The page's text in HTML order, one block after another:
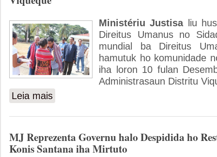
Ministériu Justisaliu
Direitus Umanus no
mundial ba Direitus
hamutuk ho komunidade
iha loron 10 fulan
Administrasaun Distritu
Leia mais
MJ Reprezenta Governu halo Despidida ho
Konis Santana iha Mirtuto